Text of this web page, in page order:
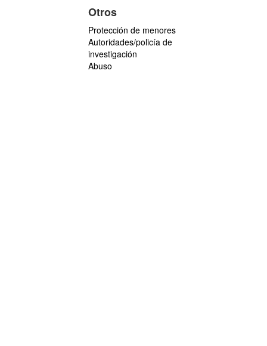
Otros
Protección de menores
Autoridades/policía de
investigación
Abuso